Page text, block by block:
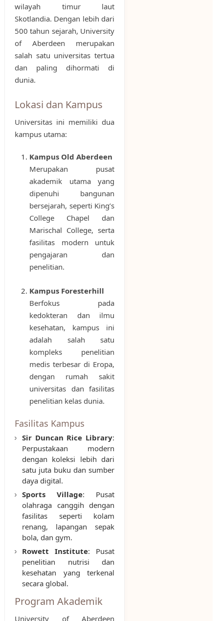
wilayah timur laut
Skotlandia. Dengan lebih dari
500 tahun sejarah, University
of Aberdeen merupakan
salah satu universitas tertua
dan paling dihormati di
dunia.
Lokasi dan Kampus
Universitas ini memiliki dua
kampus utama:
Kampus Old Aberdeen
Merupakan pusat
akademik utama yang
dipenuhi bangunan
bersejarah, seperti King’s
College Chapel dan
Marischal College, serta
fasilitas modern untuk
pengajaran dan
penelitian.
Kampus Foresterhill
Berfokus pada
kedokteran dan ilmu
kesehatan, kampus ini
adalah salah satu
kompleks penelitian
medis terbesar di Eropa,
dengan rumah sakit
universitas dan fasilitas
penelitian kelas dunia.
Fasilitas Kampus
Sir Duncan Rice Library:
Perpustakaan modern
dengan koleksi lebih dari
satu juta buku dan sumber
daya digital.
Sports Village: Pusat
olahraga canggih dengan
fasilitas seperti kolam
renang, lapangan sepak
bola, dan gym.
Rowett Institute: Pusat
penelitian nutrisi dan
kesehatan yang terkenal
secara global.
Program Akademik
University of Aberdeen